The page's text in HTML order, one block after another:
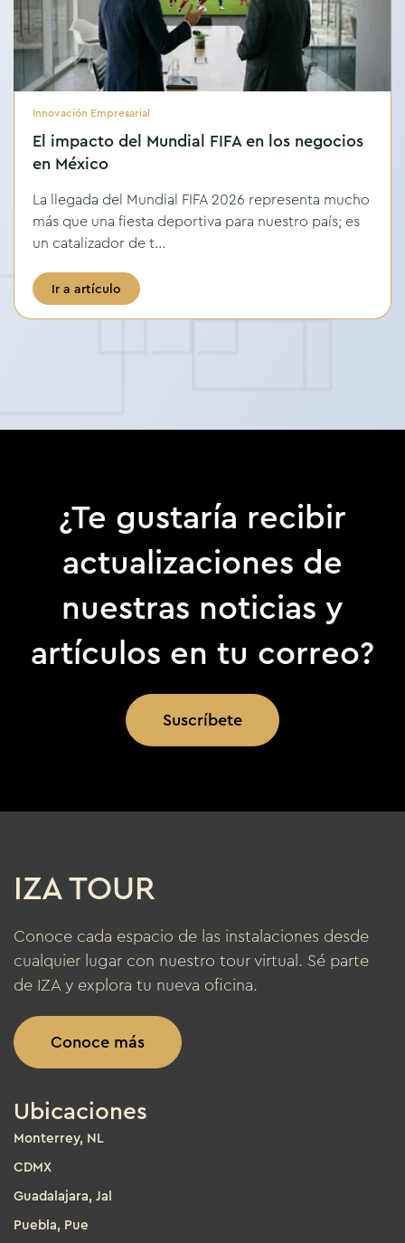
Innovación Empresarial
El impacto del Mundial FIFA en los negocios
en México
La llegada del Mundial FIFA 2026 representa mucho
más que una fiesta deportiva para nuestro país; es
un catalizador de t...
Ir a artículo
¿Te gustaría recibir
actualizaciones de
nuestras noticias y
artículos en tu correo?
Suscríbete
IZA TOUR
Conoce cada espacio de las instalaciones desde
cualquier lugar con nuestro tour virtual. Sé parte
de IZA y explora tu nueva oficina.
Conoce más
Ubicaciones
Monterrey, NL
CDMX
Guadalajara, Jal
Puebla, Pue